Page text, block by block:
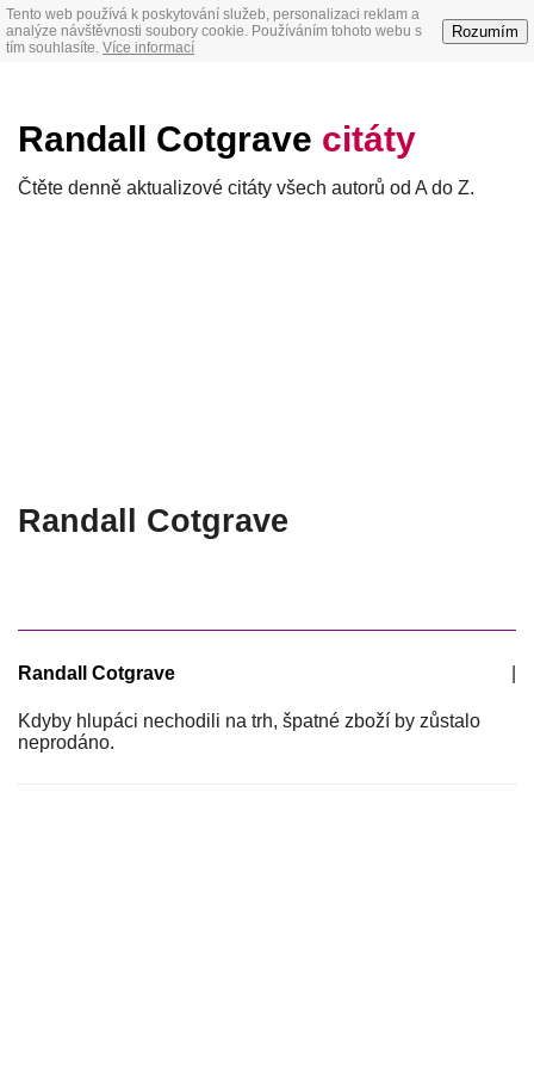
Tento web používá k poskytování služeb, personalizaci reklam a
analýze návštěvnosti soubory cookie. Používáním tohoto webu s
tím souhlasíte. Více informací
Rozumím
Randall Cotgrave citáty
Čtěte denně aktualizové citáty všech autorů od A do Z.
Randall Cotgrave
Randall Cotgrave
Kdyby hlupáci nechodili na trh, špatné zboží by zůstalo
neprodáno.